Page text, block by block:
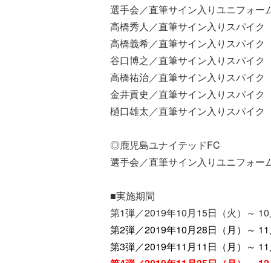
選手会／直筆サイン入りユニフォー
高橋秀人／直筆サイン入りスパイク
高橋義希／直筆サイン入りスパイク
谷口博之／直筆サイン入りスパイク
高橋祐治／直筆サイン入りスパイク
金井貢史／直筆サイン入りスパイク
樋口雄太／直筆サイン入りスパイク
◎鹿児島ユナイテッドFC
選手会／直筆サイン入りユニフォー
■実施期間
第1弾／2019年10月15日（火）～ 10
第2弾／2019年10月28日（月）～ 11
第3弾／2019年11月11日（月）～ 11